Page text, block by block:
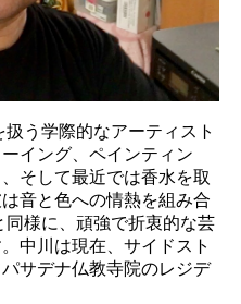
う学際的なアーティスト
イング、ペインティン
そして最近では香水を取
音と色への情熱を組み合
様に、頑強で折衷的な芸
中川は現在、サイドスト
サデナ仏教寺院のレジデ